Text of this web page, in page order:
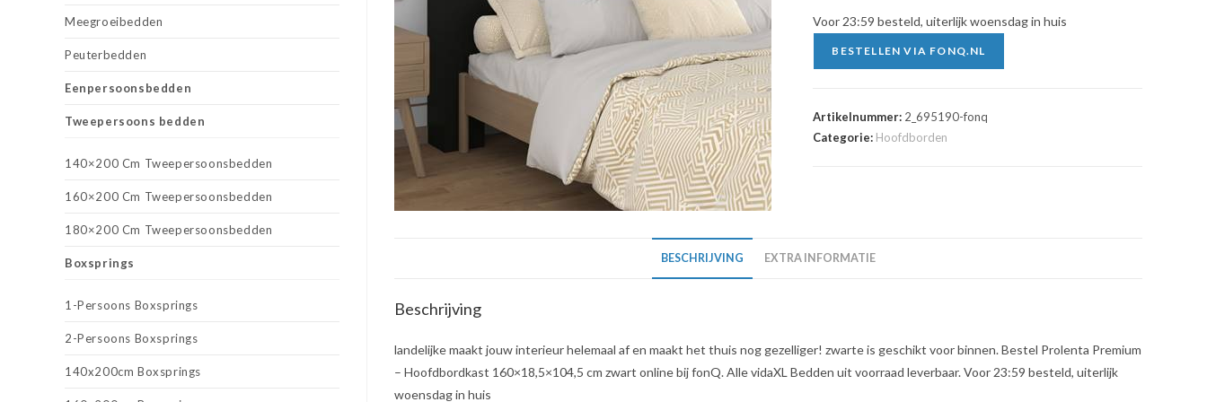
Voor 23:59 besteld, uiterlijk woensdag in huis
BESTELLEN VIA FONQ.NL
Artikelnummer: 2_695190-fonq
Categorie: Hoofdborden
BESCHRIJVING EXTRA INFORMATIE
Beschrijving
landelijke maakt jouw interieur helemaal af en maakt het thuis nog gezelliger! zwarte is geschikt voor binnen. Bestel Prolenta Premium
– Hoofdbordkast 160×18,5×104,5 cm zwart online bij fonQ. Alle vidaXL Bedden uit voorraad leverbaar. Voor 23:59 besteld, uiterlijk
woensdag in huis
Meegroeibedden
Peuterbedden
Eenpersoonsbedden
Tweepersoons bedden
140×200 Cm Tweepersoonsbedden
160×200 Cm Tweepersoonsbedden
180×200 Cm Tweepersoonsbedden
Boxsprings
1-Persoons Boxsprings
2-Persoons Boxsprings
140x200cm Boxsprings